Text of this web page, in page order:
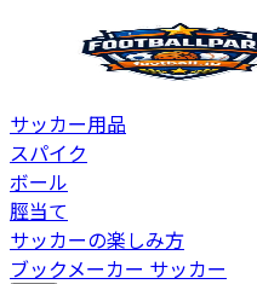
サッカー用品
スパイク
ボール
脛当て
サッカーの楽しみ方
ブックメーカー サッカー